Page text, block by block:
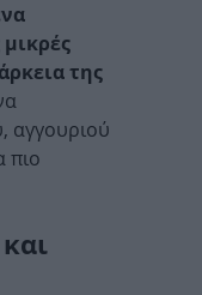
της
αγγουριού
πιο